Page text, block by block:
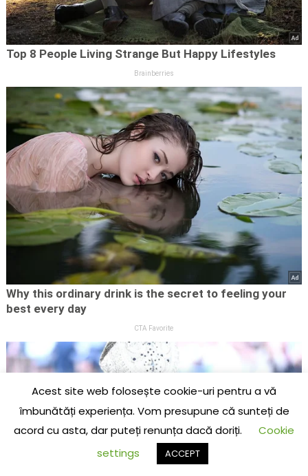
Acest site web folosește cookie-uri pentru a vă
îmbunătăți experiența. Vom presupune că sunteți de
acord cu asta, dar puteți renunța dacă doriți.
Cookie
settings
ACCEPT